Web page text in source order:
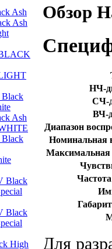
Ash
Ash
Black
Ash
Black
Black
High
Обзор
НЧ-
СЧ-
ВЧ-
Диапазон
Номинальная
Максимальная
Для